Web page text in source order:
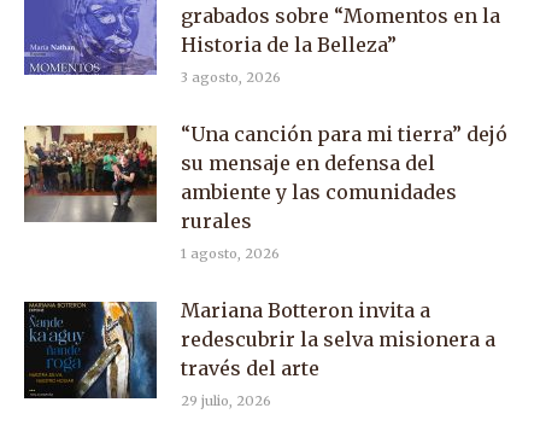
grabados sobre “Momentos en la
Historia de la Belleza”
3 agosto, 2026
“Una canción para mi tierra” dejó
su mensaje en defensa del
ambiente y las comunidades
rurales
1 agosto, 2026
Mariana Botteron invita a
redescubrir la selva misionera a
través del arte
29 julio, 2026